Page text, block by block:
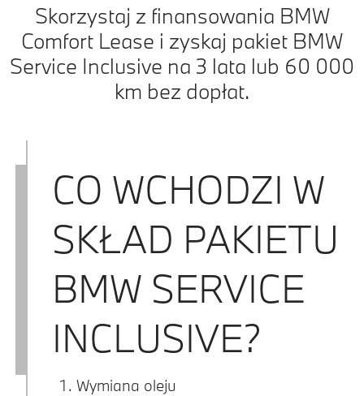
Skorzystaj z finansowania BMW
Comfort Lease i zyskaj pakiet BMW
Service Inclusive na 3 lata lub 60 000
km bez dopłat.
CO WCHODZI W
SKŁAD PAKIETU
BMW SERVICE
INCLUSIVE?
Wymiana oleju